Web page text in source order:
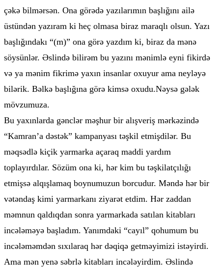
çəkə bilmərsən. Ona görədə yazılarımın başlığını ailə
üstündən yazıram ki heç olmasa biraz maraqlı olsun. Yazı
başlığındakı “(m)” ona görə yazdım ki, biraz da mənə
söysünlər. Əslində bilirəm bu yazını mənimlə eyni fikirdə
və ya mənim fikrimə yaxın insanlar oxuyur ama neyləyə
bilərik. Bəlkə başlığına görə kimsə oxudu.Nəysə gələk
mövzumuza.
Bu yaxınlarda gənclər məşhur bir alışveriş mərkəzində
“Kamran’a dəstək” kampanyası təşkil etmişdilər. Bu
məqsədlə kiçik yarmarka açaraq maddi yardım
toplayırdılar. Sözüm ona ki, hər kim bu təşkilatçılığı
etmişsə alqışlamaq boynumuzun borcudur. Məndə hər bir
vətəndaş kimi yarmarkanı ziyarət etdim. Hər zaddan
məmnun qaldıqdan sonra yarmarkada satılan kitabları
incələməyə başladım. Yanımdaki “cayıl” qohumum bu
incələməmdən sıxılaraq hər dəqiqə getməyimizi istəyirdi.
Ama mən yenə səbrlə kitabları incələyirdim. Əslində